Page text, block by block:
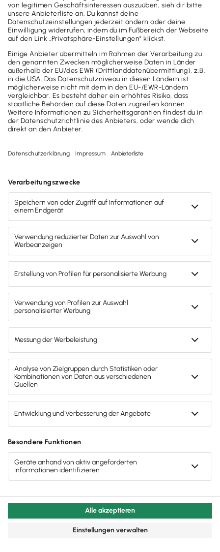
Finanzverwaltung. Einfacher geht´s nicht.
Mehr anzeigen
Lexware warenwirtschaftpremium
Mit Serien-und
Chargennummernverwaltung,
Mehrlagerfähigkeit und vielem mehr
Benötigst du weitere Funktionen, die dir noch mehr
Möglichkeiten bieten? Dann istLexware
warenwirtschaft premiumdie richtige Lösung für
dich. Mit demKassenmodulintegrierst du dein
Ladengeschäft schnell und effizient in deine
Geschäftsabläufe. Deinen Außendienst steuern und
motivierst du effektiv mit derVertreter-
Provisionsabrechnung. Die Garantieabwicklung
Chargennummernverwaltung
kannstmehrere Lagerübersichtlich und effizient